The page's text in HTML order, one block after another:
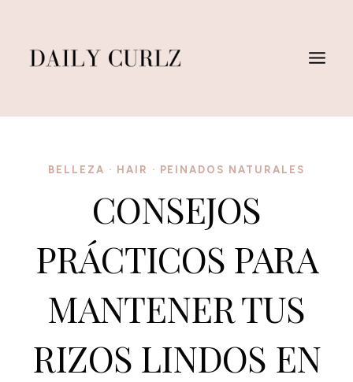
Contenido
BELLEZA · HAIR · PEINADOS NATURALES
CONSEJOS
PRÁCTICOS PARA
MANTENER TUS
RIZOS LINDOS EN